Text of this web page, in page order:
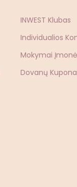
INWEST Klubas
Individualios
Mokymai
Dovanų